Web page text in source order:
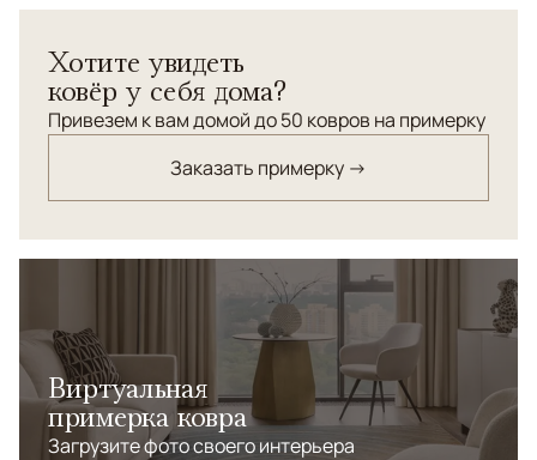
Хотите увидеть
ковёр у себя дома?
Привезем к вам домой до 50 ковров на примерку
Заказать примерку →
Виртуальная
примерка ковра
Загрузите фото своего интерьера